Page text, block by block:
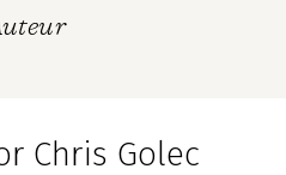
Chris Golec